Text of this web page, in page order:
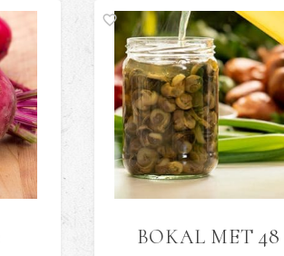
BOKAL MET 48